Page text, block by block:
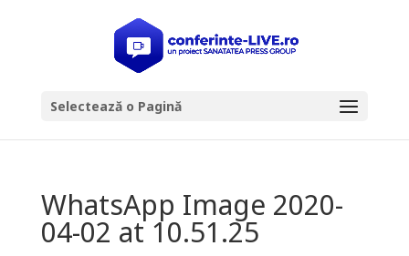
Selectează o Pagină
WhatsApp Image 2020-
04-02 at 10.51.25